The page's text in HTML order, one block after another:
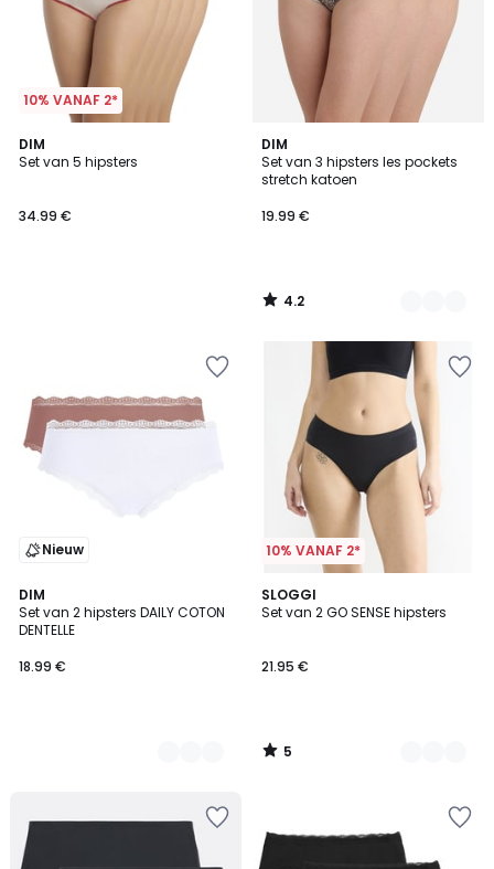
10% VANAF 2*
DIM
Set van 5 hipsters
34.99 €
DIM
Set van 3 hipsters les pockets
stretch katoen
19.99 €
4.2
/ 5
2
Kleuren
4.2
/
Nieuw
DIM
Set van 2 hipsters DAILY COTON
DENTELLE
18.99 €
2
Kleuren
10% VANAF 2*
SLOGGI
Set van 2 GO SENSE hipsters
21.95 €
5
/
2
Kleuren
5
/